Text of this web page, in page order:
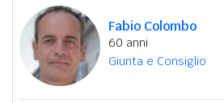
Fabio Colombo
60 anni
Giunta e Consiglio